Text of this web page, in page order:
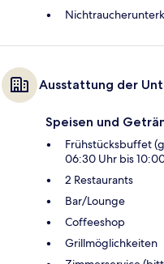
Ausstattung der
Speisen und
Frühstücksbuffet
06:30 Uhr bis
2 Restaurants
Bar/Lounge
Coffeeshop
Grillmöglichkeiten